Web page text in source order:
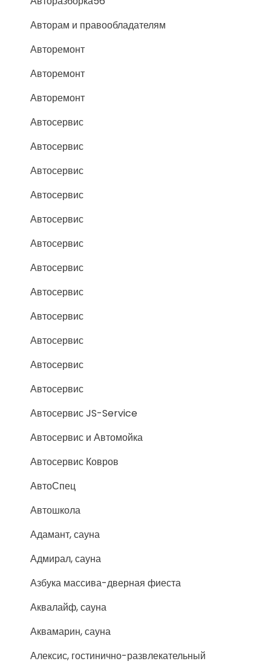
Авторам и правообладателям
Авторемонт
Авторемонт
Авторемонт
Автосервис
Автосервис
Автосервис
Автосервис
Автосервис
Автосервис
Автосервис
Автосервис
Автосервис
Автосервис
Автосервис
Автосервис
Автосервис JS-Service
Автосервис и Автомойка
Автосервис Ковров
АвтоСпец
Автошкола
Адамант, сауна
Адмирал, сауна
Азбука массива-дверная фиеста
Аквалайф, сауна
Аквамарин, сауна
Алексис, гостинично-развлекательный